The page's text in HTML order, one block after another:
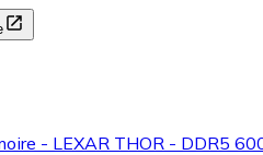
- LEXAR THOR - DDR5